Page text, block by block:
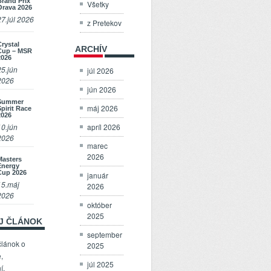
2026
2026
– MSR
Race
2026
ČLÁNOK
o
Všetky
z Pretekov
ARCHÍV
júl 2026
jún 2026
máj 2026
apríl 2026
marec
2026
január
2026
október
2025
september
2025
júl 2025